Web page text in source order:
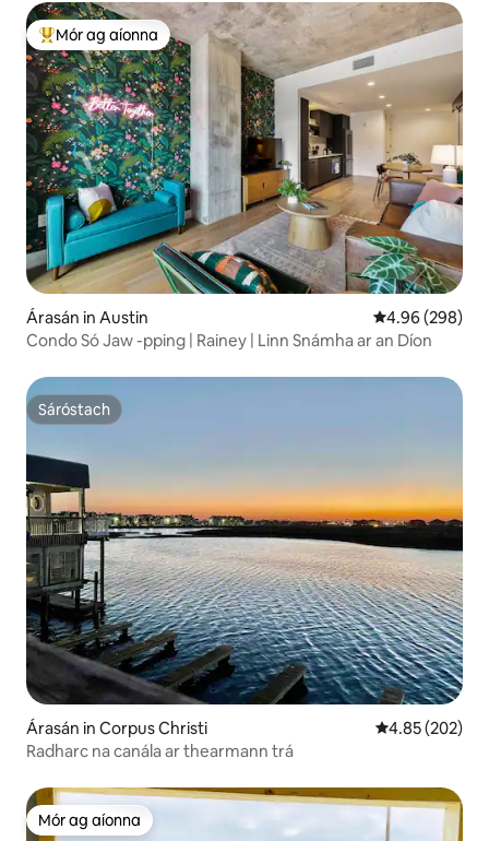
An-mhór ag aíonna
Mór ag aíonna
Árasán in Austin Meánrátáil
4.96 (298)
Condo Só Jaw -pping | Rainey | Linn Snámha ar an Díon
Sáróstach
Sáróstach
Árasán in Corpus Christi Meánrátáil
4.85 (202)
Radharc na canála ar thearmann trá
Mór ag aíonna
Mór ag aíonna